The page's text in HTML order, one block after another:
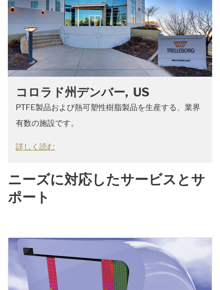
コロラド州デンバー, US
PTFE製品および熱可塑性樹脂製品を生産する、業界
有数の施設です。
詳しく読む
ニーズに対応したサービスとサ
ポート